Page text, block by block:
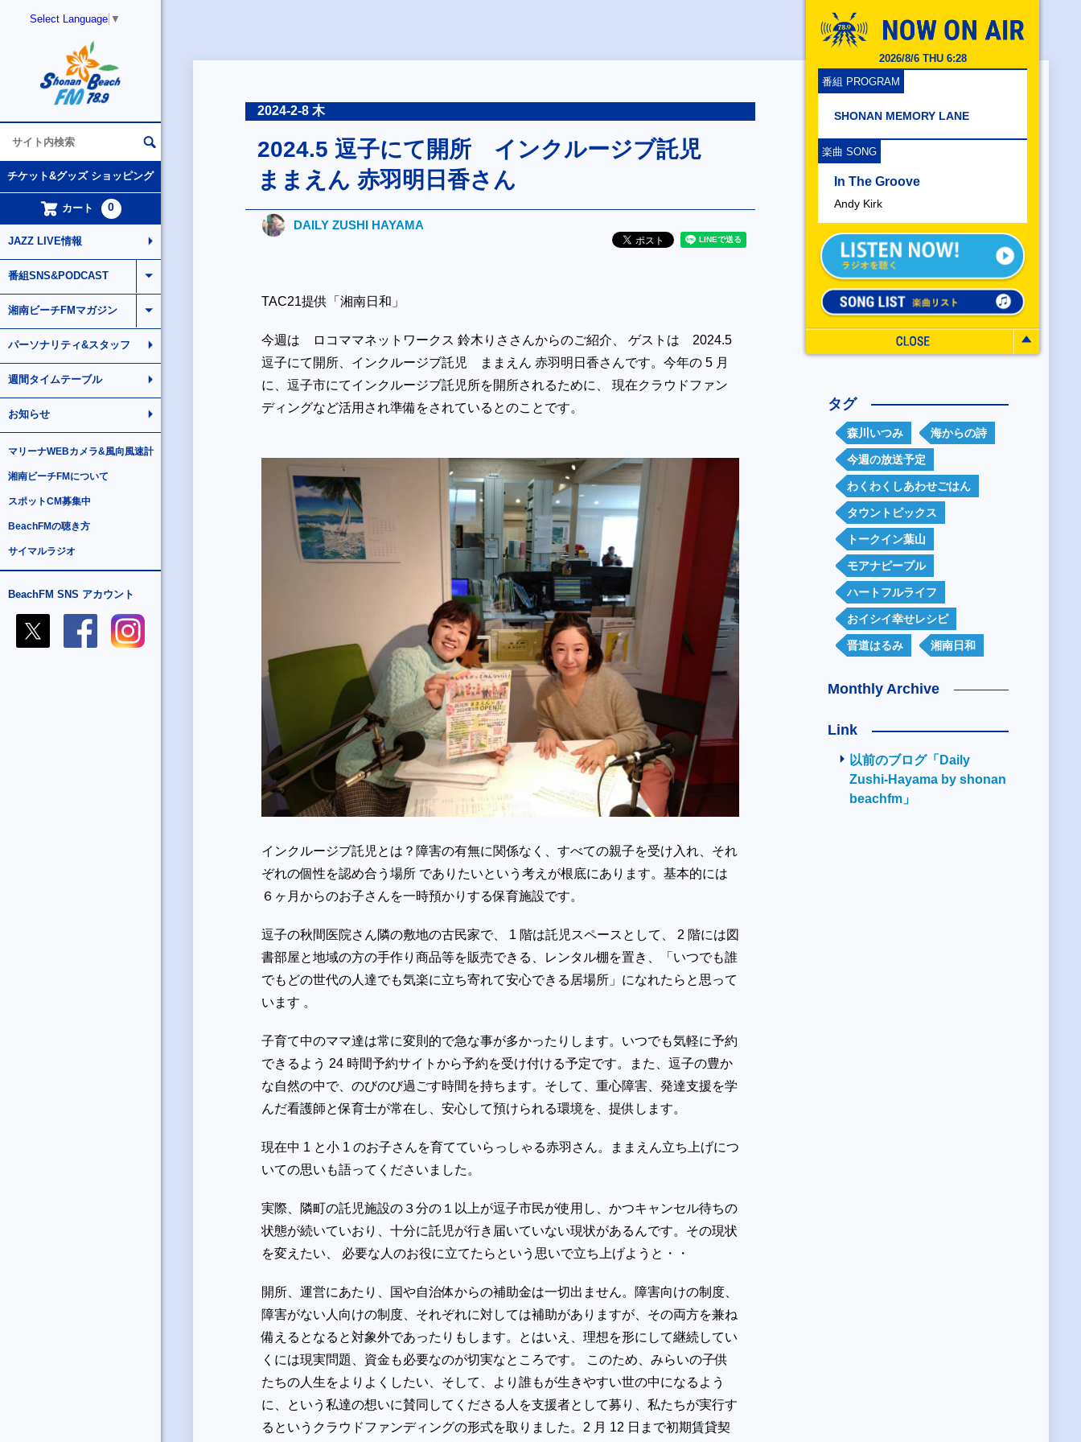
Select Language ▼
2026/8/6 THU 6:28
番組 PROGRAM
SHONAN MEMORY LANE
楽曲 SONG
In The Groove
Andy Kirk
チケット&グッズ ショッピング
カート 0
JAZZ LIVE情報
番組SNS&PODCAST
湘南ビーチFMマガジン
パーソナリティ&スタッフ
週間タイムテーブル
お知らせ
マリーナWEBカメラ&風向風速計
湘南ビーチFMについて
スポットCM募集中
BeachFMの聴き方
サイマルラジオ
BeachFM SNS アカウント
2024-2-8 木
2024.5 逗子にて開所 インクルージブ託児
ままえん 赤羽明日香さん
DAILY ZUSHI HAYAMA
TAC21提供「湘南日和」
今週は ロコママネットワークス 鈴木りささんからのご紹介、 ゲストは 2024.5
逗子にて開所、インクルージブ託児 ままえん 赤羽明日香さんです。今年の 5 月
に、逗子市にてインクルージブ託児所を開所されるために、 現在クラウドファン
ディングなど活用され準備をされているとのことです。
インクルージブ託児とは？障害の有無に関係なく、すべての親子を受け入れ、それ
ぞれの個性を認め合う場所 でありたいという考えが根底にあります。基本的には
６ヶ月からのお子さんを一時預かりする保育施設です。
逗子の秋間医院さん隣の敷地の古民家で、 1 階は託児スペースとして、 2 階には図
書部屋と地域の方の手作り商品等を販売できる、レンタル棚を置き、「いつでも誰
でもどの世代の人達でも気楽に立ち寄れて安心できる居場所」になれたらと思って
います 。
子育て中のママ達は常に変則的で急な事が多かったりします。いつでも気軽に予約
できるよう 24 時間予約サイトから予約を受け付ける予定です。また、逗子の豊か
な自然の中で、のびのび過ごす時間を持ちます。そして、重心障害、発達支援を学
んだ看護師と保育士が常在し、安心して預けられる環境を、提供します。
現在中 1 と小 1 のお子さんを育てていらっしゃる赤羽さん。ままえん立ち上げにつ
いての思いも語ってくださいました。
実際、隣町の託児施設の３分の１以上が逗子市民が使用し、かつキャンセル待ちの
状態が続いていおり、十分に託児が行き届いていない現状があるんです。その現状
を変えたい、 必要な人のお役に立てたらという思いで立ち上げようと・・
開所、運営にあたり、国や自治体からの補助金は一切出ません。障害向けの制度、
障害がない人向けの制度、それぞれに対しては補助がありますが、その両方を兼ね
備えるとなると対象外であったりもします。とはいえ、理想を形にして継続してい
くには現実問題、資金も必要なのが切実なところです。 このため、みらいの子供
たちの人生をよりよくしたい、そして、より誰もが生きやすい世の中になるよう
に、という私達の想いに賛同してくださる人を支援者として募り、私たちが実行す
るというクラウドファンディングの形式を取りました。2 月 12 日まで初期賃貸契
タグ
森川いつみ 海からの詩
今週の放送予定
わくわくしあわせごはん
タウントピックス
トークイン葉山
モアナピープル
ハートフルライフ
おイシイ幸せレシピ
晋道はるみ 湘南日和
Monthly Archive
Link
以前のブログ「Daily
Zushi-Hayama by shonan
beachfm」